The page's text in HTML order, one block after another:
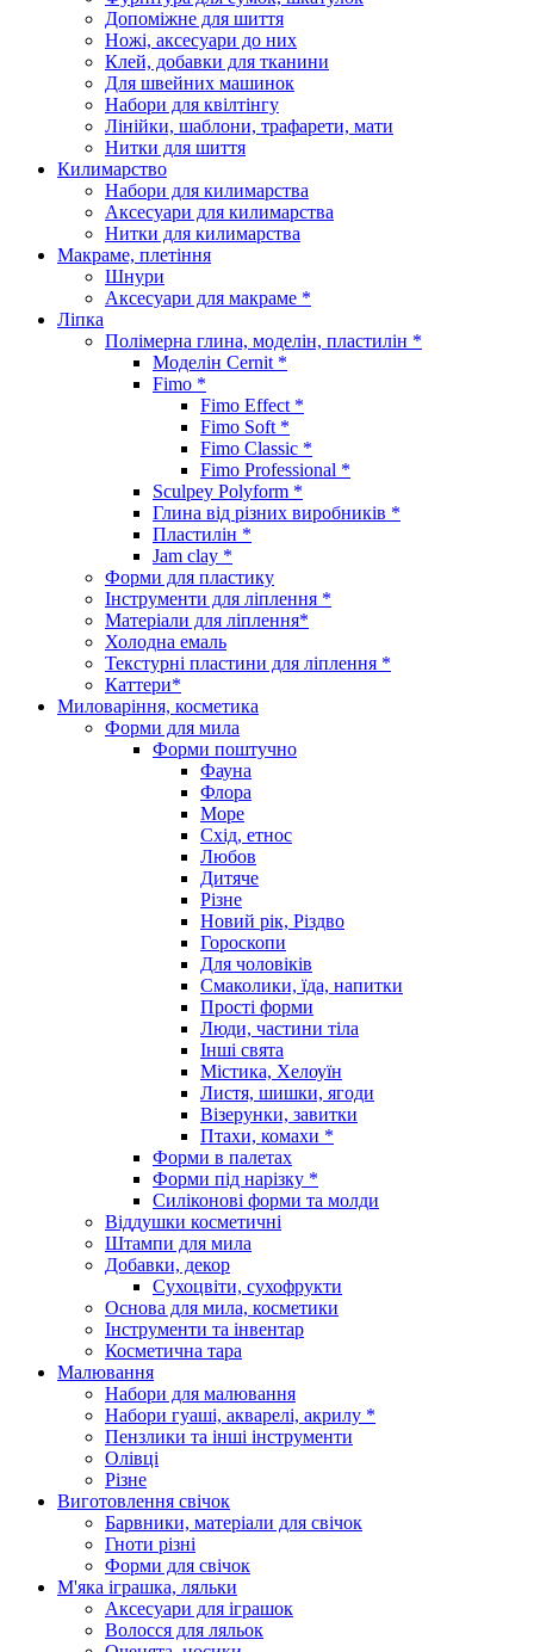
Допоміжне для шиття
Ножі, аксесуари до них
Клей, добавки для тканини
Для швейних машинок
Набори для квілтінгу
Лінійки, шаблони, трафарети, мати
Нитки для шиття
Килимарство
Набори для килимарства
Аксесуари для килимарства
Нитки для килимарства
Макраме, плетіння
Шнури
Аксесуари для макраме *
Ліпка
Полімерна глина, моделін, пластилін *
Моделін Cernit *
Fimo *
Fimo Effect *
Fimo Soft *
Fimo Classic *
Fimo Professional *
Sculpey Polyform *
Глина від різних виробників *
Пластилін *
Jam clay *
Форми для пластику
Інструменти для ліплення *
Матеріали для ліплення*
Холодна емаль
Текстурні пластини для ліплення *
Каттери*
Миловаріння, косметика
Форми для мила
Форми поштучно
Фауна
Флора
Море
Схід, етнос
Любов
Дитяче
Різне
Новий рік, Різдво
Гороскопи
Для чоловіків
Смаколики, їда, напитки
Прості форми
Люди, частини тіла
Інші свята
Містика, Хелоуїн
Листя, шишки, ягоди
Візерунки, завитки
Птахи, комахи *
Форми в палетах
Форми під нарізку *
Силіконові форми та молди
Віддушки косметичні
Штампи для мила
Добавки, декор
Сухоцвіти, сухофрукти
Основа для мила, косметики
Інструменти та інвентар
Косметична тара
Малювання
Набори для малювання
Набори гуаші, акварелі, акрилу *
Пензлики та інші інструменти
Олівці
Різне
Виготовлення свічок
Барвники, матеріали для свічок
Гноти різні
Форми для свічок
М'яка іграшка, ляльки
Аксесуари для іграшок
Волосся для ляльок